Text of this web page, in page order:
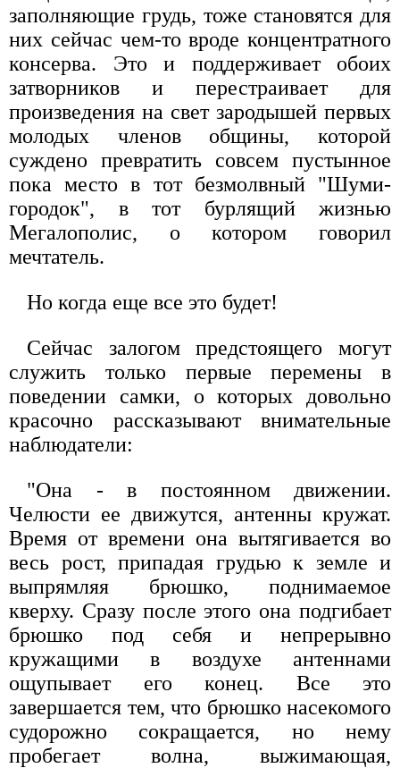
заполняющие грудь, тоже становятся для
них сейчас чем-то вроде концентратного
консерва. Это и поддерживает обоих
затворников и перестраивает для
произведения на свет зародышей первых
молодых членов общины, которой
суждено превратить совсем пустынное
пока место в тот безмолвный "Шуми-
городок", в тот бурлящий жизнью
Мегалополис, о котором говорил
мечтатель.
Но когда еще все это будет!
Сейчас залогом предстоящего могут
служить только первые перемены в
поведении самки, о которых довольно
красочно рассказывают внимательные
наблюдатели:
"Она - в постоянном движении.
Челюсти ее движутся, антенны кружат.
Время от времени она вытягивается во
весь рост, припадая грудью к земле и
выпрямляя брюшко, поднимаемое
кверху. Сразу после этого она подгибает
брюшко под себя и непрерывно
кружащими в воздухе антеннами
ощупывает его конец. Все это
завершается тем, что брюшко насекомого
судорожно сокращается, но нему
пробегает волна, выжимающая,